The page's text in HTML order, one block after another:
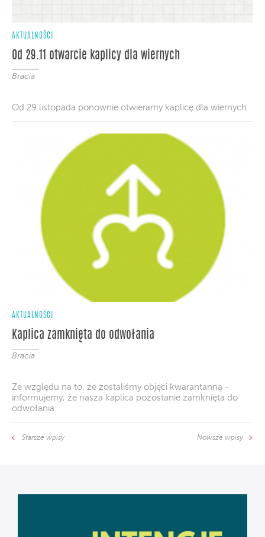
AKTUALNOŚCI
Od 29.11 otwarcie kaplicy dla wiernych
Bracia
Od 29 listopada ponownie otwieramy kaplicę dla wiernych.
AKTUALNOŚCI
Kaplica zamknięta do odwołania
Bracia
Ze względu na to, że zostaliśmy objęci kwarantanną -
informujemy, że nasza kaplica pozostanie zamknięta do
odwołania.
Nowsze wpisy
Starsze wpisy